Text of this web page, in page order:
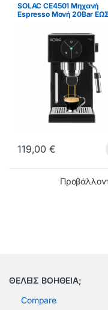
SOLAC CE4501 Μηχανή
Espresso Μονή 20Bar
119,00€
ΘΕΛΕΙΣ ΒΟΗΘΕΙΑ;
Compare